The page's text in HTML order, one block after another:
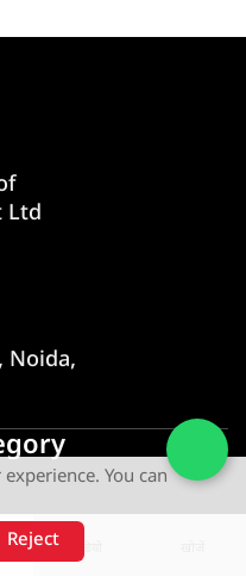
Ltd
Noida,
You can
Reject